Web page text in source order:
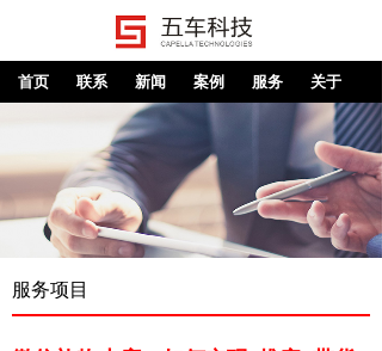
首页 联系 新闻 案例 服务 关于
服务项目